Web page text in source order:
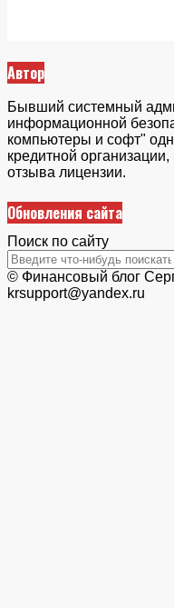
Автор
Бывший системный
информационной
компьютеры и софт"
кредитной
отзыва лицензии.
Обновления сайта
Поиск по сайту
© Финансовый блог
krsupport@yandex.ru